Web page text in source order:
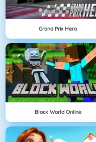
Grand Prix Hero
Block World Online